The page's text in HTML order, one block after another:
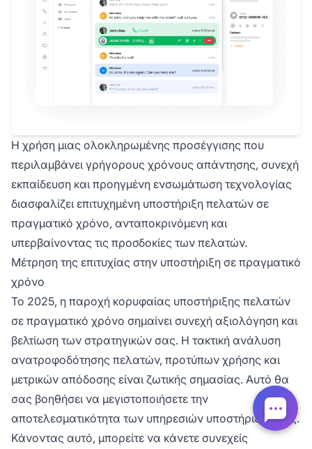
Η χρήση μιας ολοκληρωμένης προσέγγισης που
περιλαμβάνει γρήγορους χρόνους απάντησης, συνεχή
εκπαίδευση και προηγμένη ενσωμάτωση τεχνολογίας
διασφαλίζει επιτυχημένη υποστήριξη πελατών σε
πραγματικό χρόνο, ανταποκρινόμενη και
υπερβαίνοντας τις προσδοκίες των πελατών.
Μέτρηση της επιτυχίας στην υποστήριξη σε πραγματικό
χρόνο
Το 2025, η παροχή κορυφαίας υποστήριξης πελατών
σε πραγματικό χρόνο σημαίνει συνεχή αξιολόγηση και
βελτίωση των στρατηγικών σας. Η τακτική ανάλυση
ανατροφοδότησης πελατών, προτύπων χρήσης και
μετρικών απόδοσης είναι ζωτικής σημασίας. Αυτό θα
σας βοηθήσει να μεγιστοποιήσετε την
αποτελεσματικότητα των υπηρεσιών υποστήριξης σας.
Κάνοντας αυτό, μπορείτε να κάνετε συνεχείς